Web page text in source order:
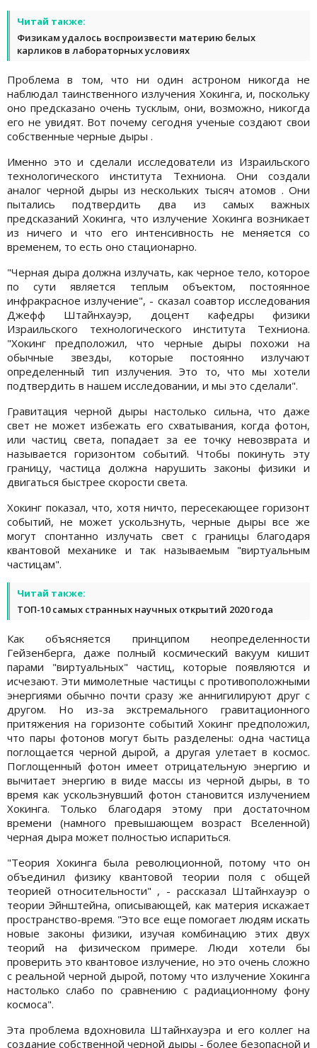
Читай также:
Физикам удалось воспроизвести материю белых
карликов в лабораторных условиях
Проблема в том, что ни один астроном никогда не
наблюдал таинственного излучения Хокинга, и, поскольку
оно предсказано очень тусклым, они, возможно, никогда
его не увидят. Вот почему сегодня ученые создают свои
собственные черные дыры .
Именно это и сделали исследователи из Израильского
технологического института Техниона. Они создали
аналог черной дыры из нескольких тысяч атомов . Они
пытались подтвердить два из самых важных
предсказаний Хокинга, что излучение Хокинга возникает
из ничего и что его интенсивность не меняется со
временем, то есть оно стационарно.
"Черная дыра должна излучать, как черное тело, которое
по сути является теплым объектом, постоянное
инфракрасное излучение", - сказал соавтор исследования
Джефф Штайнхауэр, доцент кафедры физики
Израильского технологического института Техниона.
"Хокинг предположил, что черные дыры похожи на
обычные звезды, которые постоянно излучают
определенный тип излучения. Это то, что мы хотели
подтвердить в нашем исследовании, и мы это сделали".
Гравитация черной дыры настолько сильна, что даже
свет не может избежать его схватывания, когда фотон,
или частиц света, попадает за ее точку невозврата и
называется горизонтом событий. Чтобы покинуть эту
границу, частица должна нарушить законы физики и
двигаться быстрее скорости света.
Хокинг показал, что, хотя ничто, пересекающее горизонт
событий, не может ускользнуть, черные дыры все же
могут спонтанно излучать свет с границы благодаря
квантовой механике и так называемым "виртуальным
частицам".
Читай также:
ТОП-10 самых странных научных открытий 2020 года
Как объясняется принципом неопределенности
Гейзенберга, даже полный космический вакуум кишит
парами "виртуальных" частиц, которые появляются и
исчезают. Эти мимолетные частицы с противоположными
энергиями обычно почти сразу же аннигилируют друг с
другом. Но из-за экстремального гравитационного
притяжения на горизонте событий Хокинг предположил,
что пары фотонов могут быть разделены: одна частица
поглощается черной дырой, а другая улетает в космос.
Поглощенный фотон имеет отрицательную энергию и
вычитает энергию в виде массы из черной дыры, в то
время как ускользнувший фотон становится излучением
Хокинга. Только благодаря этому при достаточном
времени (намного превышающем возраст Вселенной)
черная дыра может полностью испариться.
"Теория Хокинга была революционной, потому что он
объединил физику квантовой теории поля с общей
теорией относительности" , - рассказал Штайнхауэр о
теории Эйнштейна, описывающей, как материя искажает
пространство-время. "Это все еще помогает людям искать
новые законы физики, изучая комбинацию этих двух
теорий на физическом примере. Люди хотели бы
проверить это квантовое излучение, но это очень сложно
с реальной черной дырой, потому что излучение Хокинга
настолько слабо по сравнению с радиационному фону
космоса".
Эта проблема вдохновила Штайнхауэра и его коллег на
создание собственной черной дыры - более безопасной и